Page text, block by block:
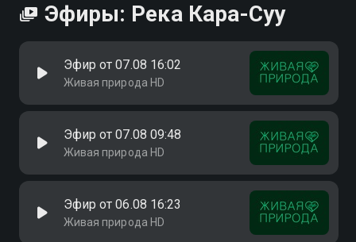
Эфиры: Река Кара-Суу
Эфир от 07.08 16:02
Живая природа HD
Эфир от 07.08 09:48
Живая природа HD
Эфир от 06.08 16:23
Живая природа HD